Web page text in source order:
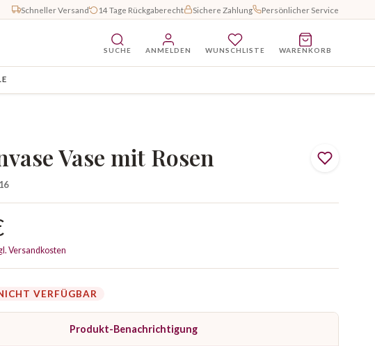
Schneller Versand 14 Tage Rückgaberecht Sichere Zahlung Persönlicher Service
SUCHE ANMELDEN WUNSCHLISTE WARENKORB
Vase mit Rosen
Versandkosten
VERFÜGBAR
Produkt-Benachrichtigung